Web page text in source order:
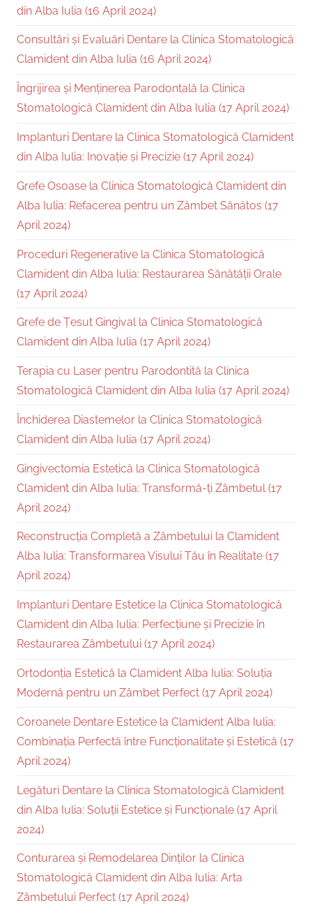
din Alba Iulia (16 April 2024)
Consultări și Evaluări Dentare la Clinica Stomatologică
Clamident din Alba Iulia (16 April 2024)
Îngrijirea și Menținerea Parodontală la Clinica
Stomatologică Clamident din Alba Iulia (17 April 2024)
Implanturi Dentare la Clinica Stomatologică Clamident
din Alba Iulia: Inovație și Precizie (17 April 2024)
Grefe Osoase la Clinica Stomatologică Clamident din
Alba Iulia: Refacerea pentru un Zâmbet Sănătos (17
April 2024)
Proceduri Regenerative la Clinica Stomatologică
Clamident din Alba Iulia: Restaurarea Sănătății Orale
(17 April 2024)
Grefe de Țesut Gingival la Clinica Stomatologică
Clamident din Alba Iulia (17 April 2024)
Terapia cu Laser pentru Parodontită la Clinica
Stomatologică Clamident din Alba Iulia (17 April 2024)
Închiderea Diastemelor la Clinica Stomatologică
Clamident din Alba Iulia (17 April 2024)
Gingivectomia Estetică la Clinica Stomatologică
Clamident din Alba Iulia: Transformă-ți Zâmbetul (17
April 2024)
Reconstrucția Completă a Zâmbetului la Clamident
Alba Iulia: Transformarea Visului Tău în Realitate (17
April 2024)
Implanturi Dentare Estetice la Clinica Stomatologică
Clamident din Alba Iulia: Perfecțiune și Precizie în
Restaurarea Zâmbetului (17 April 2024)
Ortodonția Estetică la Clamident Alba Iulia: Soluția
Modernă pentru un Zâmbet Perfect (17 April 2024)
Coroanele Dentare Estetice la Clamident Alba Iulia:
Combinația Perfectă între Funcționalitate și Estetică (17
April 2024)
Legături Dentare la Clinica Stomatologică Clamident
din Alba Iulia: Soluții Estetice și Funcționale (17 April
2024)
Conturarea și Remodelarea Dinților la Clinica
Stomatologică Clamident din Alba Iulia: Arta
Zâmbetului Perfect (17 April 2024)